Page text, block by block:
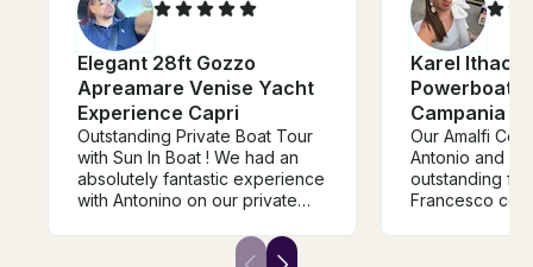
Elegant 28ft Gozzo
Apreamare Venise Yacht
Experience Capri
Outstanding Private Boat Tour
with Sun In Boat ! We had an
absolutely fantastic experience
with Antonino on our private
Capri, Positano, and along the
Karel Ithaca
Powerboat
Campania
Our Amalfi
Antonio and
outstanding
Francesco